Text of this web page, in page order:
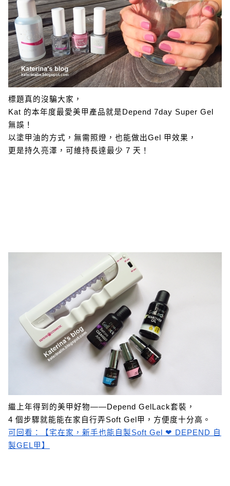
標題真的沒騙大家，
Kat 的本年度最愛美甲產品就是Depend 7day Super Gel
無誤！
以塗甲油的方式，無需照燈，也能做出Gel 甲效果，
更是持久亮澤，可維持長達最少 7 天！
繼上年得到的美甲好物——Depend GelLack套裝，
4 個步驟就能能在家自行弄Soft Gel甲，方便度十分高。
可 回看：【宅在家，新手也能自製Soft Gel ❤ DEPEND 自
製GEL甲】